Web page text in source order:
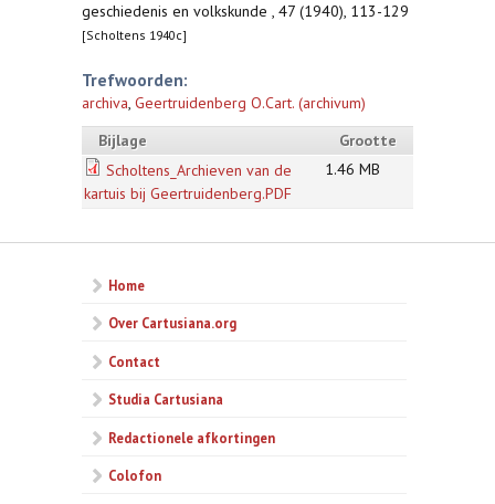
geschiedenis en volkskunde , 47 (1940), 113-129
[Scholtens 1940c]
Trefwoorden:
archiva, Geertruidenberg O.Cart. (archivum)
Bijlage
Grootte
Scholtens_Archieven van de
kartuis bij Geertruidenberg.PDF
1.46 MB
Home
Over Cartusiana.org
Contact
Studia Cartusiana
Redactionele afkortingen
Colofon